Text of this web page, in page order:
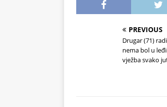
PREVIOUS
Drugar (71)
nema bol u
vježba svako